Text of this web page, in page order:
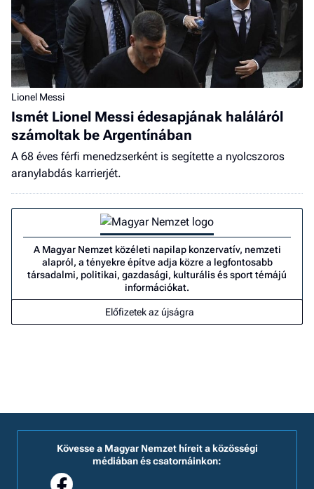
Lionel Messi
Ismét Lionel Messi édesapjának haláláról
számoltak be Argentínában
A 68 éves férfi menedzserként is segítette a nyolcszoros
aranylabdás karrierjét.
A Magyar Nemzet közéleti napilap konzervatív, nemzeti
alapról, a tényekre építve adja közre a legfontosabb
társadalmi, politikai, gazdasági, kulturális és sport témájú
információkat.
Előfizetek az újságra
Kövesse a Magyar Nemzet híreit a közösségi
médiában és csatornáinkon: